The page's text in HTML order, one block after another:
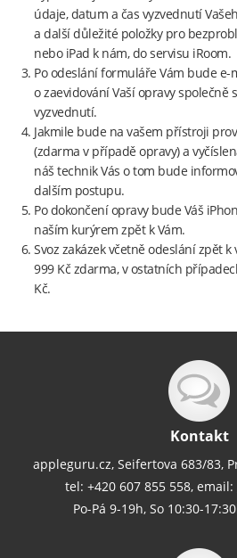
údaje, datum a čas vyzvednutí
a další důležité položky pro
nebo iPad k nám, do servisu iRoom.
Po odeslání formuláře Vám bude
o zaevidování Vaší opravy společně
vyzvednutí.
Jakmile bude na vašem přístroji
(zdarma v případě opravy) a
náš technik Vás o tom bude
dalším postupu.
Po dokončení opravy bude Váš
naším kurýrem zpět k Vám.
Svoz zakázek včetně odeslání zpět
999 Kč zdarma, v ostatních
Kč.
Kontakt
appleguru.cz, Seifertova 683/83,
tel: +420 607 855 558, email:
Po-Pá 9-19h, So 10:30-